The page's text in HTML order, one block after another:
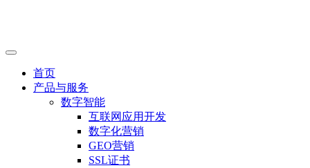
首页
产品与服务
数字智能
互联网应用开发
数字化营销
GEO营销
SSL证书